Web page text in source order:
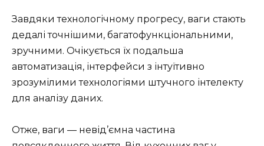
Завдяки технологічному прогресу, ваги стають
дедалі точнішими, багатофункціональними,
зручними. Очікується їх подальша
автоматизація, інтерфейси з інтуїтивно
зрозумілими технологіями штучного інтелекту
для аналізу даних.
Отже, ваги — невід’ємна частина